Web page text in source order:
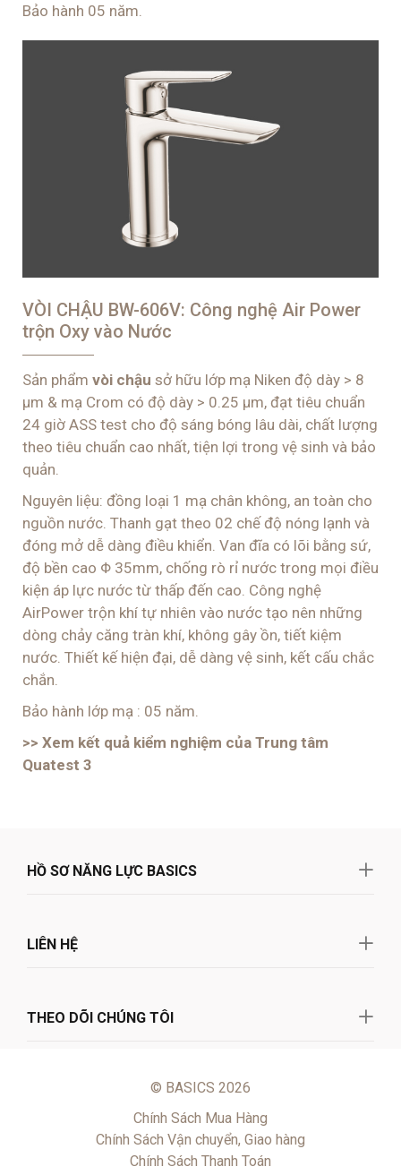
Bảo hành 05 năm.
VÒI CHẬU BW-606V: Công nghệ Air Power
trộn Oxy vào Nước
Sản phẩm vòi chậu sở hữu lớp mạ Niken độ dày > 8
μm & mạ Crom có độ dày > 0.25 μm, đạt tiêu chuẩn
24 giờ ASS test cho độ sáng bóng lâu dài, chất lượng
theo tiêu chuẩn cao nhất, tiện lợi trong vệ sinh và bảo
quản.
Nguyên liệu: đồng loại 1 mạ chân không, an toàn cho
nguồn nước. Thanh gạt theo 02 chế độ nóng lạnh và
đóng mở dễ dàng điều khiển. Van đĩa có lõi bằng sứ,
độ bền cao Φ 35mm, chống rò rỉ nước trong mọi điều
kiện áp lực nước từ thấp đến cao. Công nghệ
AirPower trộn khí tự nhiên vào nước tạo nên những
dòng chảy căng tràn khí, không gây ồn, tiết kiệm
nước. Thiết kế hiện đại, dễ dàng vệ sinh, kết cấu chắc
chắn.
Bảo hành lớp mạ : 05 năm.
>> Xem kết quả kiểm nghiệm của Trung tâm
Quatest 3
HỒ SƠ NĂNG LỰC BASICS
LIÊN HỆ
THEO DÕI CHÚNG TÔI
© BASICS 2026
Chính Sách Mua Hàng
Chính Sách Vận chuyển, Giao hàng
Chính Sách Thanh Toán